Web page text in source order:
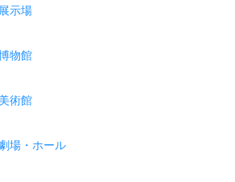
示場
物館
術館
場・ホール